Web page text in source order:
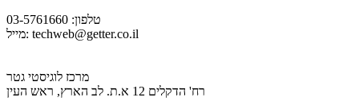
טלפון: 03-5761660
מייל: techweb@getter.co.il
מרכז לוגיסטי גטר
רח' הדקלים 12 א.ת. לב הארץ, ראש העין